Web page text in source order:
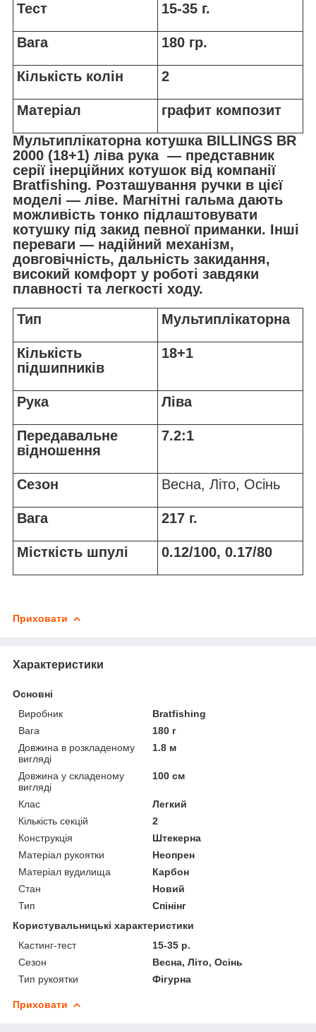
Тест 15-35 г.
Вага 180 гр.
Кількість колін 2
Матеріал
графит композит
Мультиплікаторна котушка BILLINGS BR
2000 (18+1) ліва рука — представник
серії інерційних котушок від компанії
Bratfishing. Розташування ручки в цієї
моделі — ліве. Магнітні гальма дають
можливість тонко підлаштовувати
котушку під закид певної приманки. Інші
переваги — надійний механізм,
довговічність, дальність закидання,
високий комфорт у роботі завдяки
плавності та легкості ходу.
Тип
Мультиплікаторна
Кількість
підшипників
18+1
Рука Ліва
Передавальне
відношення
7.2:1
Сезон Весна, Літо, Осінь
Вага 217 г.
Місткість шпулі 0.12/100, 0.17/80
Приховати
Характеристики
Основні
Виробник
Bratfishing
Вага
180 г
Довжина в розкладеному
вигляді
1.8 м
Довжина у складеному
вигляді
100 см
Клас
Легкий
Кількість секцій
2
Конструкція
Штекерна
Матеріал рукоятки
Неопрен
Матеріал вудилища
Карбон
Стан
Новий
Тип
Спінінг
Користувальницькі характеристики
Кастинг-тест
15-35 р.
Сезон
Весна, Літо, Осінь
Тип рукоятки
Фігурна
Приховати